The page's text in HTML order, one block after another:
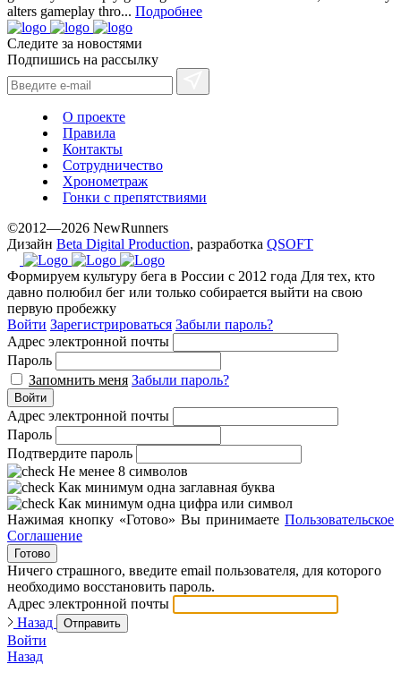
alters gameplay thro... Подробнее
Следите за новостями
Подпишись на рассылку
О проекте
Правила
Контакты
Сотрудничество
Хронометраж
Гонки с препятствиями
©2012—2026 NewRunners
Дизайн Beta Digital Production, разработка QSOFT
Формируем культуру бега в России с 2012 года Для тех, кто
давно полюбил бег или только собирается выйти на свою
первую пробежку
Войти Зарегистрироваться Забыли пароль?
Адрес электронной почты
Пароль
Запомнить меня Забыли пароль?
Войти
Адрес электронной почты
Пароль
Подтвердите пароль
Не менее 8 символов
Как минимум одна заглавная буква
Как минимум одна цифра или символ
Нажимая кнопку «Готово» Вы принимаете Пользовательское
Соглашение
Готово
Ничего страшного, введите email пользователя, для которого
необходимо восстановить пароль.
Адрес электронной почты
Назад
Отправить
Войти
Назад